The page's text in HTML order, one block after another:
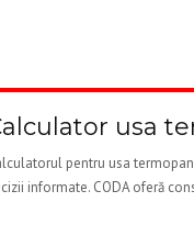
usa
pentru usa
informate. CODA oferă